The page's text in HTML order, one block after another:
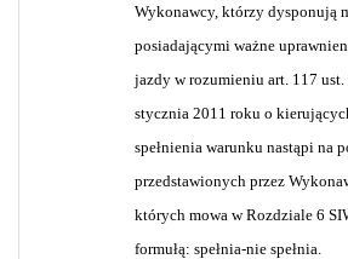
Wykonawcy, którzy dysponują
posiadającymi ważne
jazdy w rozumieniu art. 117 ust.
stycznia 2011 roku o
spełnienia warunku nastąpi na
przedstawionych przez
których mowa w Rozdziale 6
formułą: spełnia-nie spełnia.